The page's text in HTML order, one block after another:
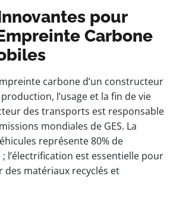
pour
Carbone
carbone d’un constructeur
l’usage et la fin de vie
des transports est responsable
mondiales de GES. La
représente 80% de
l’électrification est essentielle pour
des matériaux recyclés et